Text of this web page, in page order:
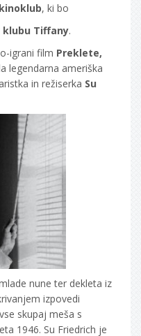
, ki bo
klubu Tiffany.
igrani film Preklete,
legendarna ameriška
in režiserka Su
nune ter dekleta iz
izpovedi
skupaj meša s
1946. Su Friedrich je